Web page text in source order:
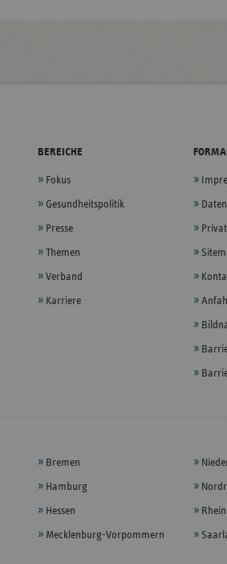
BEREICHE
Fokus
Gesundheitspolitik
Presse
Themen
Verband
Karriere
Bremen
Hamburg
Hessen
Mecklenburg-Vorpommern